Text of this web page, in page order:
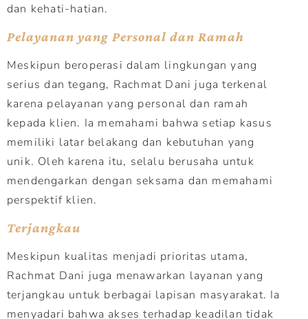
dan kehati-hatian.
Pelayanan yang Personal dan Ramah
Meskipun beroperasi dalam lingkungan yang
serius dan tegang, Rachmat Dani juga terkenal
karena pelayanan yang personal dan ramah
kepada klien. Ia memahami bahwa setiap kasus
memiliki latar belakang dan kebutuhan yang
unik. Oleh karena itu, selalu berusaha untuk
mendengarkan dengan seksama dan memahami
perspektif klien.
Terjangkau
Meskipun kualitas menjadi prioritas utama,
Rachmat Dani juga menawarkan layanan yang
terjangkau untuk berbagai lapisan masyarakat. Ia
menyadari bahwa akses terhadap keadilan tidak